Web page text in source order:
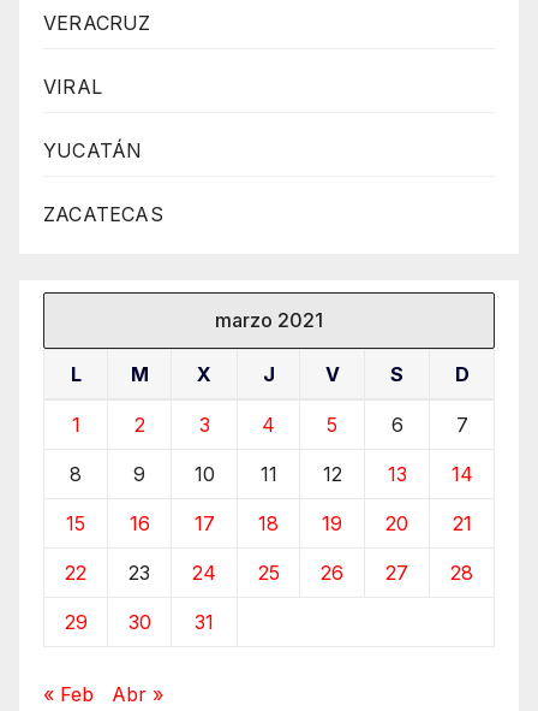
VERACRUZ
VIRAL
YUCATÁN
ZACATECAS
marzo 2021
L M X J V S D
1 2 3 4 5 6 7
8 9 10 11 12 13 14
15 16 17 18 19 20 21
22 23 24 25 26 27 28
29 30 31
« Feb Abr »